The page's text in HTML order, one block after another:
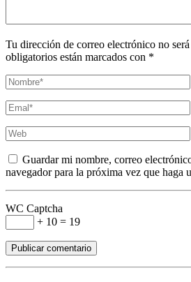
Tu dirección de correo electrónico no
obligatorios están marcados con *
Guardar mi nombre, correo
navegador para la próxima vez que haga
WC Captcha
+ 10 = 19